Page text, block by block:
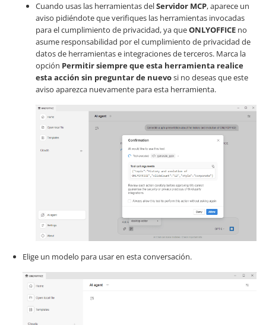
Cuando usas las herramientas delServidor MCP, aparece un
aviso pidiéndote que verifiques las herramientas invocadas
para el cumplimiento de privacidad, ya queONLYOFFICE no
asume responsabilidad por el cumplimiento de privacidad de
datos de herramientas e integraciones de terceros. Marca la
opción Permitir siempre que esta herramienta realice
esta acción sin preguntar de nuevosi no deseas que este
aviso aparezca nuevamente para esta herramienta.
Elige un modelo para usar en esta conversación.